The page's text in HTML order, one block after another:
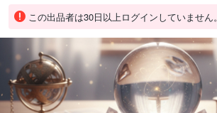
この出品者は30日以上ログインしていません。